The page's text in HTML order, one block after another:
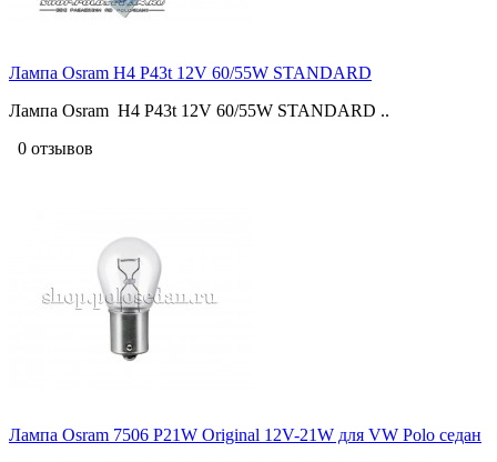
Лампа Osram H4 P43t 12V 60/55W STANDARD
Лампа Osram H4 P43t 12V 60/55W STANDARD ..
0 отзывов
Лампа Osram 7506 P21W Original 12V-21W для VW Polo седан